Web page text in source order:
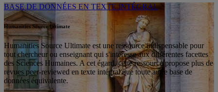
BASE DE DONNÉES EN TEXTE INTÉGRAL
Humanities Source Ultimate
Humanities Source Ultimate est une ressource indispensable pour
tout chercheur ou enseignant qui s'intéresse aux différentes facettes
des Sciences Humaines. A cet égard, cette ressource propose plus de
revues peer-reviewed en texte intégral que toute autre base de
données équivalente.